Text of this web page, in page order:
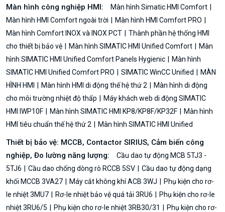
Màn hình công nghiệp HMI:
Màn hình Simatic HMI Comfort
Màn hình HMI Comfort ngoài trời
Màn hình HMI Comfort PRO
Màn hình Comfort INOX và INOX PCT
Thành phần hệ thống HMI
cho thiết bị bảo vệ
Màn hình SIMATIC HMI Unified Comfort
Màn
hình SIMATIC HMI Unified Comfort Panels Hygienic
Màn hình
SIMATIC HMI Unified Comfort PRO
SIMATIC WinCC Unified
MÀN
HÌNH HMI
Màn hình HMI di động thế hệ thứ 2
Màn hình di động
cho môi trường nhiệt độ thấp
Máy khách web di động SIMATIC
HMI IWP10F
Màn hình SIMATIC HMI KP8/KP8F/KP32F
Màn hình
HMI tiêu chuẩn thế hệ thứ 2
Màn hình SIMATIC HMI Unified
Thiết bị bảo vệ: MCCB, Contactor SIRIUS, Cảm biến công
nghiệp, Đo lường năng lượng:
Cầu dao tự động MCB 5TJ3 -
5TJ6
Cầu dao chống dòng rò RCCB 5SV
Cầu dao tự động dạng
khối MCCB 3VA27
Máy cắt không khí ACB 3WJ
Phụ kiện cho rơ-
le nhiệt 3MU7
Rơ-le nhiệt bảo vệ quá tải 3RU6
Phụ kiện cho rơ-le
nhiệt 3RU6/5
Phụ kiện cho rơ-le nhiệt 3RB30/31
Phụ kiện cho rơ-